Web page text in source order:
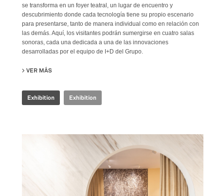
se transforma en un foyer teatral, un lugar de encuentro y
descubrimiento donde cada tecnología tiene su propio escenario
para presentarse, tanto de manera individual como en relación con
las demás. Aquí, los visitantes podrán sumergirse en cuatro salas
sonoras, cada una dedicada a una de las innovaciones
desarrolladas por el equipo de I+D del Grupo.
VER MÁS
Exhibition Exhibition